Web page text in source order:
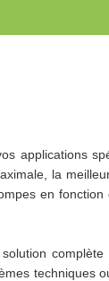
applications
la
en
techniques